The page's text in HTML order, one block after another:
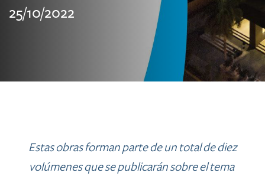
25/10/2022
Estas obras forman parte de un total de diez
volúmenes que se publicarán sobre el tema